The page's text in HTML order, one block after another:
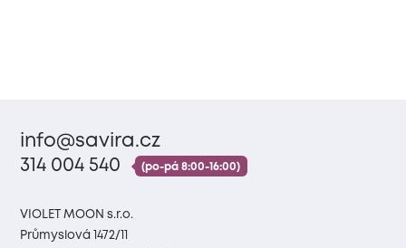
info@savira.cz
314 004 540
(po-pá 8:00-16:00)
VIOLET MOON s.r.o.
Průmyslová 1472/11